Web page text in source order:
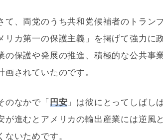
て、両党のうち共和党候補者のトラン
リカ第一の保護主義」を掲げて強力に
の保護や発展の推進、積極的な公共事
画されていたのです。
のなかで「 円安 」は彼にとってしばし
が進むとアメリカの輸出産業には逆風
ないためです。